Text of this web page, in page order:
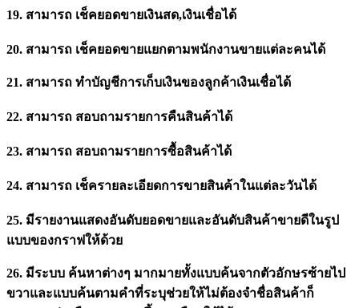
19. สามารถ เช็คยอดขายเงินสด,เงินเชื่อได้
20. สามารถ เช็คยอดขายแยกตามพนักงานขายแต่ละคนได้
21. สามารถ ทำบัญชีการเก็บเงินของลูกค้าเงินเชื่อได้
22. สามารถ สอบถามรายการคืนสินค้าได้
23. สามารถ สอบถามรายการซื้อสินค้าได้
24. สามารถ เช็ครายละเอียดการขายสินค้าในแต่ละวันได้
25. มีรายงานแสดงอันดับยอดขายและอันดับสินค้าขายดีในรูป
แบบของกราฟให้ด้วย
26. มีระบบ ค้นหาต่างๆ มากมายทั้งแบบค้นจากตัวอักษรซ้ายไป
ขวาและแบบค้นตามคำที่ระบุช่วยให้ไม่ต้องจำชื่อสินค้าก็